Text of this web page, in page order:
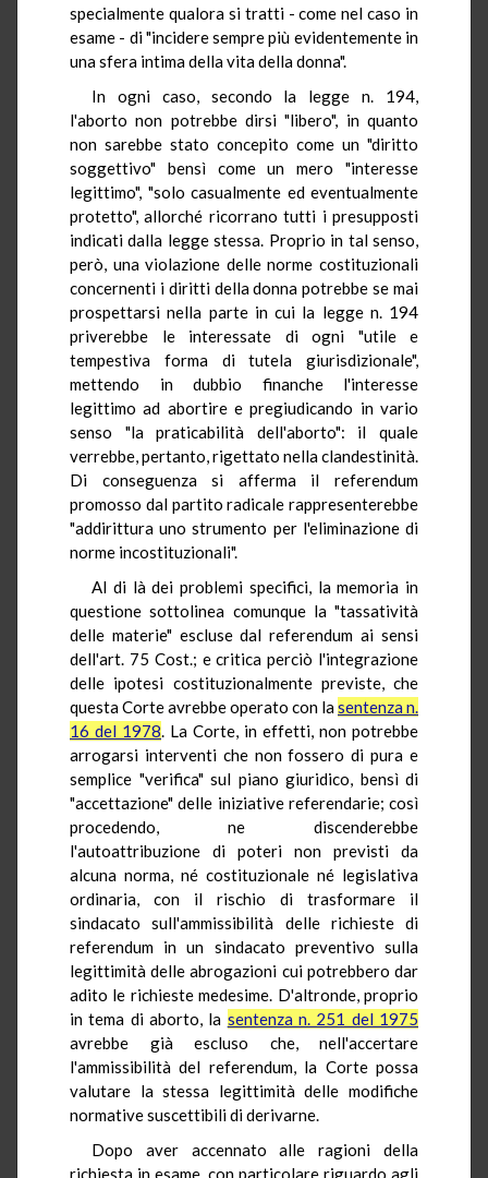
specialmente qualora si tratti - come nel caso in
esame - di "incidere sempre più evidentemente in
una sfera intima della vita della donna".
In ogni caso, secondo la legge n. 194,
l'aborto non potrebbe dirsi "libero", in quanto
non sarebbe stato concepito come un "diritto
soggettivo" bensì come un mero "interesse
legittimo", "solo casualmente ed eventualmente
protetto", allorché ricorrano tutti i presupposti
indicati dalla legge stessa. Proprio in tal senso,
però, una violazione delle norme costituzionali
concernenti i diritti della donna potrebbe se mai
prospettarsi nella parte in cui la legge n. 194
priverebbe le interessate di ogni "utile e
tempestiva forma di tutela giurisdizionale",
mettendo in dubbio finanche l'interesse
legittimo ad abortire e pregiudicando in vario
senso "la praticabilità dell'aborto": il quale
verrebbe, pertanto, rigettato nella clandestinità.
Di conseguenza si afferma il referendum
promosso dal partito radicale rappresenterebbe
"addirittura uno strumento per l'eliminazione di
norme incostituzionali".
Al di là dei problemi specifici, la memoria in
questione sottolinea comunque la "tassatività
delle materie" escluse dal referendum ai sensi
dell'art. 75 Cost.; e critica perciò l'integrazione
delle ipotesi costituzionalmente previste, che
questa Corte avrebbe operato con lasentenza n.
16 del 1978. La Corte, in effetti, non potrebbe
arrogarsi interventi che non fossero di pura e
semplice "verifica" sul piano giuridico, bensì di
"accettazione" delle iniziative referendarie; così
procedendo, ne discenderebbe
l'autoattribuzione di poteri non previsti da
alcuna norma, né costituzionale né legislativa
ordinaria, con il rischio di trasformare il
sindacato sull'ammissibilità delle richieste di
referendum in un sindacato preventivo sulla
legittimità delle abrogazioni cui potrebbero dar
adito le richieste medesime. D'altronde, proprio
in tema di aborto, la sentenza n. 251 del 1975
avrebbe già escluso che, nell'accertare
l'ammissibilità del referendum, la Corte possa
valutare la stessa legittimità delle modifiche
normative suscettibili di derivarne.
Dopo aver accennato alle ragioni della
richiesta in esame, con particolare riguardo agli